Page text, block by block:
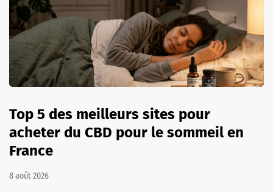
Top 5 des meilleurs sites pour
acheter du CBD pour le sommeil en
France
8 août 2026